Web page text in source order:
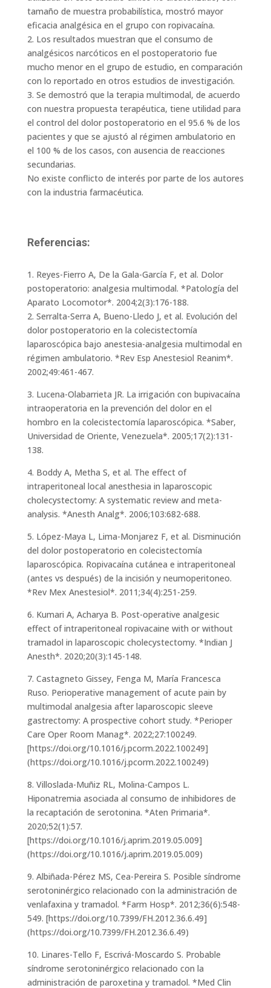
tamaño de muestra probabilística, mostró mayor
eficacia analgésica en el grupo con ropivacaína.
2. Los resultados muestran que el consumo de
analgésicos narcóticos en el postoperatorio fue
mucho menor en el grupo de estudio, en comparación
con lo reportado en otros estudios de investigación.
3. Se demostró que la terapia multimodal, de acuerdo
con nuestra propuesta terapéutica, tiene utilidad para
el control del dolor postoperatorio en el 95.6 % de los
pacientes y que se ajustó al régimen ambulatorio en
el 100 % de los casos, con ausencia de reacciones
secundarias.
No existe conflicto de interés por parte de los autores
con la industria farmacéutica.
Referencias:
1. Reyes-Fierro A, De la Gala-García F, et al. Dolor
postoperatorio: analgesia multimodal. *Patología del
Aparato Locomotor*. 2004;2(3):176-188.
2. Serralta-Serra A, Bueno-Lledo J, et al. Evolución del
dolor postoperatorio en la colecistectomía
laparoscópica bajo anestesia-analgesia multimodal en
régimen ambulatorio. *Rev Esp Anestesiol Reanim*.
2002;49:461-467.
3. Lucena-Olabarrieta JR. La irrigación con bupivacaína
intraoperatoria en la prevención del dolor en el
hombro en la colecistectomía laparoscópica. *Saber,
Universidad de Oriente, Venezuela*. 2005;17(2):131-
138.
4. Boddy A, Metha S, et al. The effect of
intraperitoneal local anesthesia in laparoscopic
cholecystectomy: A systematic review and meta-
analysis. *Anesth Analg*. 2006;103:682-688.
5. López-Maya L, Lima-Monjarez F, et al. Disminución
del dolor postoperatorio en colecistectomía
laparoscópica. Ropivacaína cutánea e intraperitoneal
(antes vs después) de la incisión y neumoperitoneo.
*Rev Mex Anestesiol*. 2011;34(4):251-259.
6. Kumari A, Acharya B. Post-operative analgesic
effect of intraperitoneal ropivacaine with or without
tramadol in laparoscopic cholecystectomy. *Indian J
Anesth*. 2020;20(3):145-148.
7. Castagneto Gissey, Fenga M, María Francesca
Ruso. Perioperative management of acute pain by
multimodal analgesia after laparoscopic sleeve
gastrectomy: A prospective cohort study. *Perioper
Care Oper Room Manag*. 2022;27:100249.
[https://doi.org/10.1016/j.pcorm.2022.100249]
(https://doi.org/10.1016/j.pcorm.2022.100249)
8. Villoslada-Muñiz RL, Molina-Campos L.
Hiponatremia asociada al consumo de inhibidores de
la recaptación de serotonina. *Aten Primaria*.
2020;52(1):57.
[https://doi.org/10.1016/j.aprim.2019.05.009]
(https://doi.org/10.1016/j.aprim.2019.05.009)
9. Albiñada-Pérez MS, Cea-Pereira S. Posible síndrome
serotoninérgico relacionado con la administración de
venlafaxina y tramadol. *Farm Hosp*. 2012;36(6):548-
549. [https://doi.org/10.7399/FH.2012.36.6.49]
(https://doi.org/10.7399/FH.2012.36.6.49)
10. Linares-Tello F, Escrivá-Moscardo S. Probable
síndrome serotoninérgico relacionado con la
administración de paroxetina y tramadol. *Med Clin